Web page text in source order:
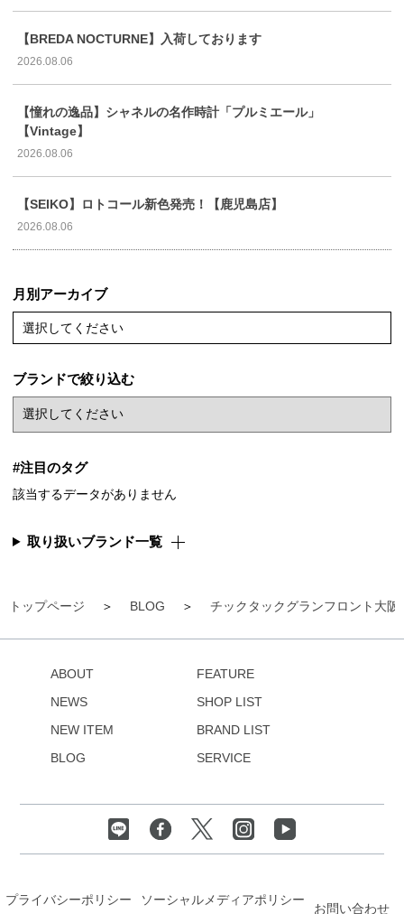
トップページ BLOG チックタックグランフロント大阪
【BREDA NOCTURNE】入荷しております
2026.08.06
【憧れの逸品】シャネルの名作時計「プルミエール」
【Vintage】
2026.08.06
【SEIKO】ロトコール新色発売！【鹿児島店】
2026.08.06
月別アーカイブ
選択してください
ブランドで絞り込む
#注目のタグ
該当するデータがありません
取り扱いブランド一覧
ABOUT
NEWS
NEW ITEM
BLOG
FEATURE
SHOP LIST
BRAND LIST
SERVICE
プライバシーポリシー ソーシャルメディアポリシー
お問い合わせ